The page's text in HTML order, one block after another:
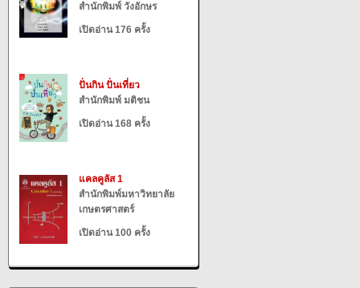
สำนักพิมพ์ วังอักษร
เปิดอ่าน 176 ครั้ง
ปั่นกิน ปั่นเที่ยว
สำนักพิมพ์ มติชน
เปิดอ่าน 168 ครั้ง
แคลคูลัส 1
สำนักพิมพ์มหาวิทยาลัย
เกษตรศาสตร์
เปิดอ่าน 100 ครั้ง